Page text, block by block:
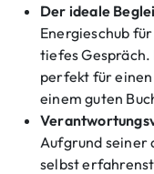
Der ideale
Energieschub
tiefes Gespräch.
perfekt für
einem guten
Aufgrund seiner
selbst